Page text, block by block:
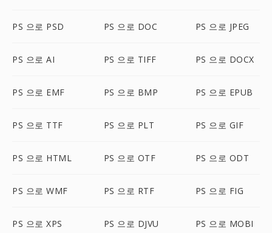
PS 으로 PSD PS 으로 DOC PS 으로 JPEG
PS 으로 AI PS 으로 TIFF PS 으로 DOCX
PS 으로 EMF PS 으로 BMP PS 으로 EPUB
PS 으로 TTF PS 으로 PLT PS 으로 GIF
PS 으로 HTML PS 으로 OTF PS 으로 ODT
PS 으로 WMF PS 으로 RTF PS 으로 FIG
PS 으로 XPS PS 으로 DJVU PS 으로 MOBI